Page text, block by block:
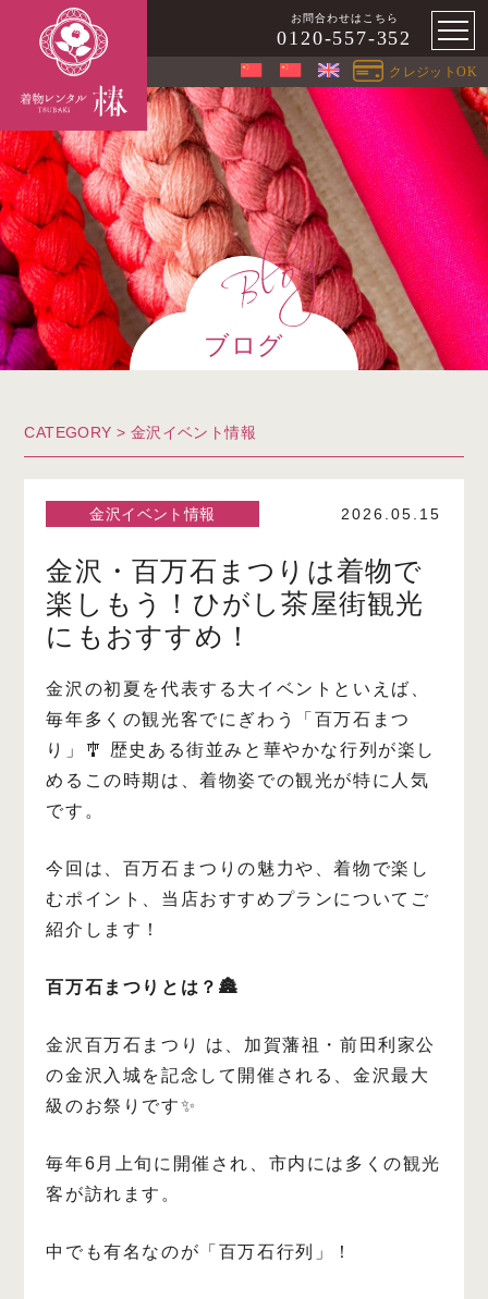
お問合わせはこちら
0120-557-352
クレジットOK
ブログ
CATEGORY > 金沢イベント情報
金沢イベント情報 2026.05.15
金沢・百万石まつりは着物で
楽しもう！ひがし茶屋街観光
にもおすすめ！
金沢の初夏を代表する大イベントといえば、
毎年多くの観光客でにぎわう「百万石まつ
り」🎐
歴史ある街並みと華やかな行列が楽し
めるこの時期は、着物姿での観光が特に人気
です。
今回は、百万石まつりの魅力や、着物で楽し
むポイント、当店おすすめプランについてご
紹介します！
百万石まつりとは？🏯
金沢百万石まつり は、加賀藩祖・前田利家公
の金沢入城を記念して開催される、金沢最大
級のお祭りです✨
毎年6月上旬に開催され、市内には多くの観光
客が訪れます。
中でも有名なのが「百万石行列」！